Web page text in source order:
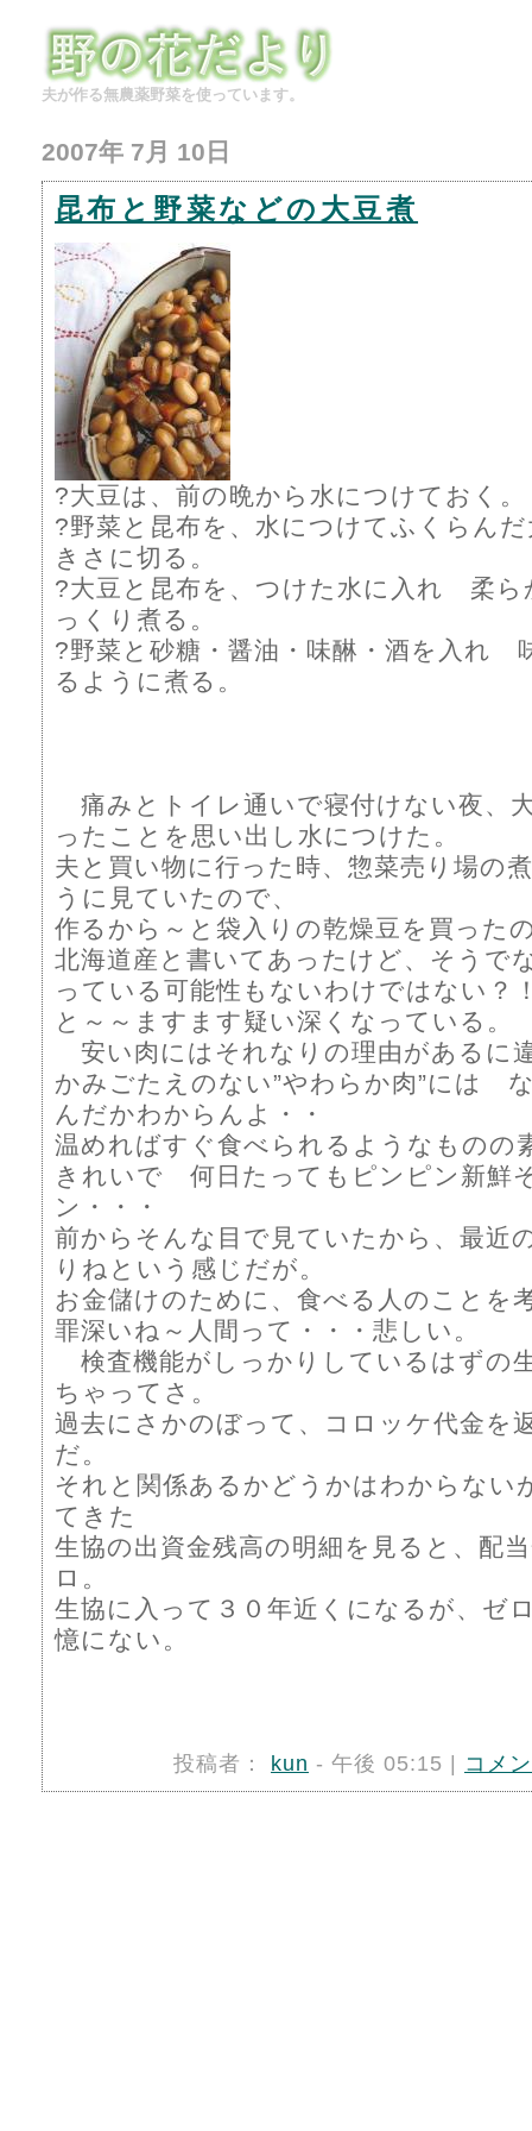
夫が作る無農薬野菜を使っています。
2007年 7月 10日
昆布と野菜などの大豆煮
?大豆は、前の晩から水につけておく。
?野菜と昆布を、水につけてふくらん
きさに切る。
?大豆と昆布を、つけた水に入れ 柔ら
っくり煮る。
?野菜と砂糖・醤油・味醂・酒を入れ
るように煮る。
痛みとトイレ通いで寝付けない夜、
ったことを思い出し水につけた。
夫と買い物に行った時、惣菜売り場の
うに見ていたので、
作るから～と袋入りの乾燥豆を買った
北海道産と書いてあったけど、そうで
っている可能性もないわけではない？
と～～ますます疑い深くなっている。
安い肉にはそれなりの理由があるに
かみごたえのない”やわらか肉”には
んだかわからんよ・・
温めればすぐ食べられるようなものの
きれいで 何日たってもピンピン新鮮
ン・・・
前からそんな目で見ていたから、最近
りねという感じだが。
お金儲けのために、食べる人のことを
罪深いね～人間って・・・悲しい。
検査機能がしっかりしているはずの
ちゃってさ。
過去にさかのぼって、コロッケ代金を
だ。
それと関係あるかどうかはわからない
てきた
生協の出資金残高の明細を見ると、配
ロ。
生協に入って３０年近くになるが、ゼ
憶にない。
投稿者： kun - 午後 05:15 | コメ